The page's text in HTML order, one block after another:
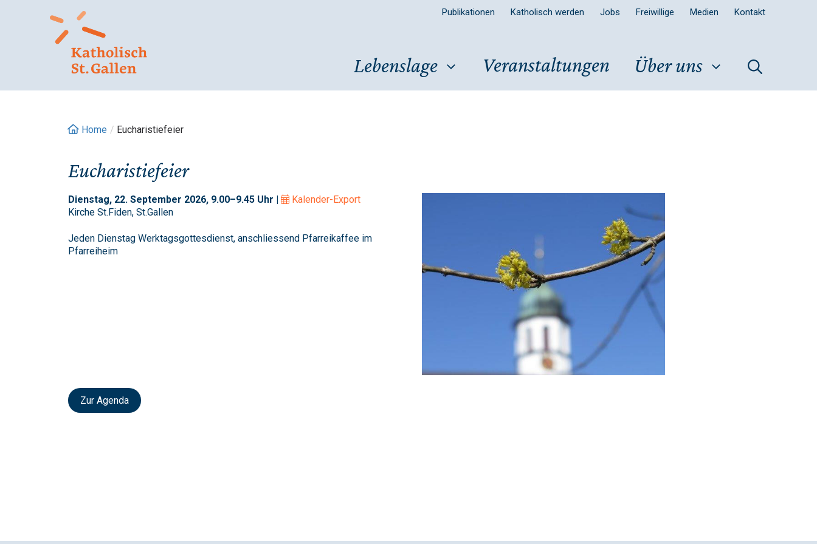
Publikationen Katholisch werden Jobs Freiwillige Medien Kontakt
Lebenslage Veranstaltungen Über uns
Home / Eucharistiefeier
Eucharistiefeier
Dienstag, 22. September 2026, 9.00–9.45 Uhr |
Kalender-Export
Kirche St.Fiden, St.Gallen
Jeden Dienstag Werktagsgottesdienst, anschliessend Pfarreikaffee im
Pfarreiheim
Zur Agenda